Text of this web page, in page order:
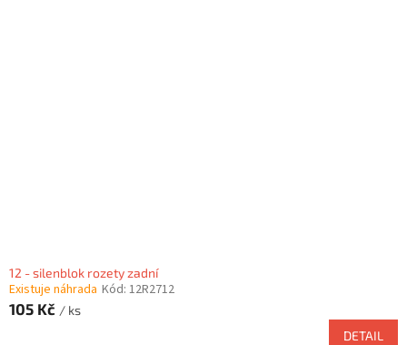
12 - silenblok rozety zadní
Existuje náhrada Kód: 12R2712
105 Kč / ks
DETAIL